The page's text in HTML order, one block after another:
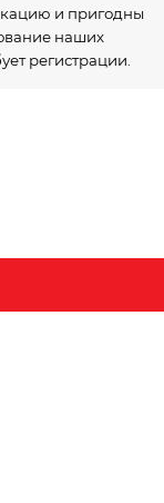
и пригодны
наших
регистрации.